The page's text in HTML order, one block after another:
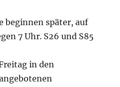
beginnen später, auf
7 Uhr. S26 und S85
in den